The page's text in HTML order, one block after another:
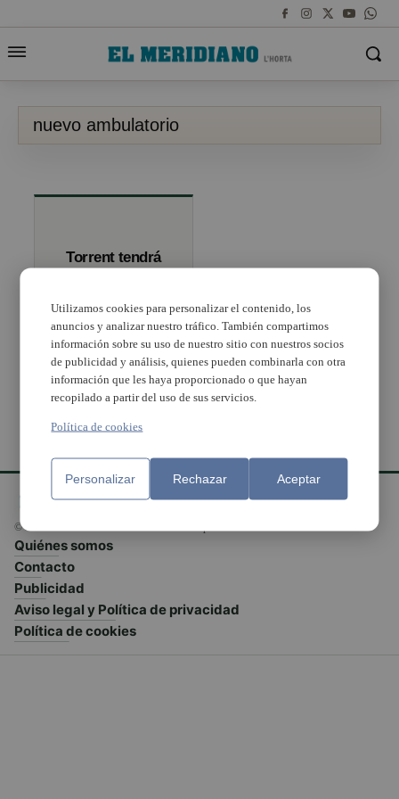
nuevo ambulatorio
Torrent tendrá
un nuevo
2018
© El Meridiano L'Horta 2026 - Valencia - España
Quiénes somos
Contacto
Publicidad
Aviso legal y Política de privacidad
Política de cookies
Utilizamos cookies para personalizar el contenido, los
anuncios y analizar nuestro tráfico. También compartimos
información sobre su uso de nuestro sitio con nuestros socios
de publicidad y análisis, quienes pueden combinarla con otra
información que les haya proporcionado o que hayan
recopilado a partir del uso de sus servicios.
Política de cookies
Personalizar Rechazar Aceptar